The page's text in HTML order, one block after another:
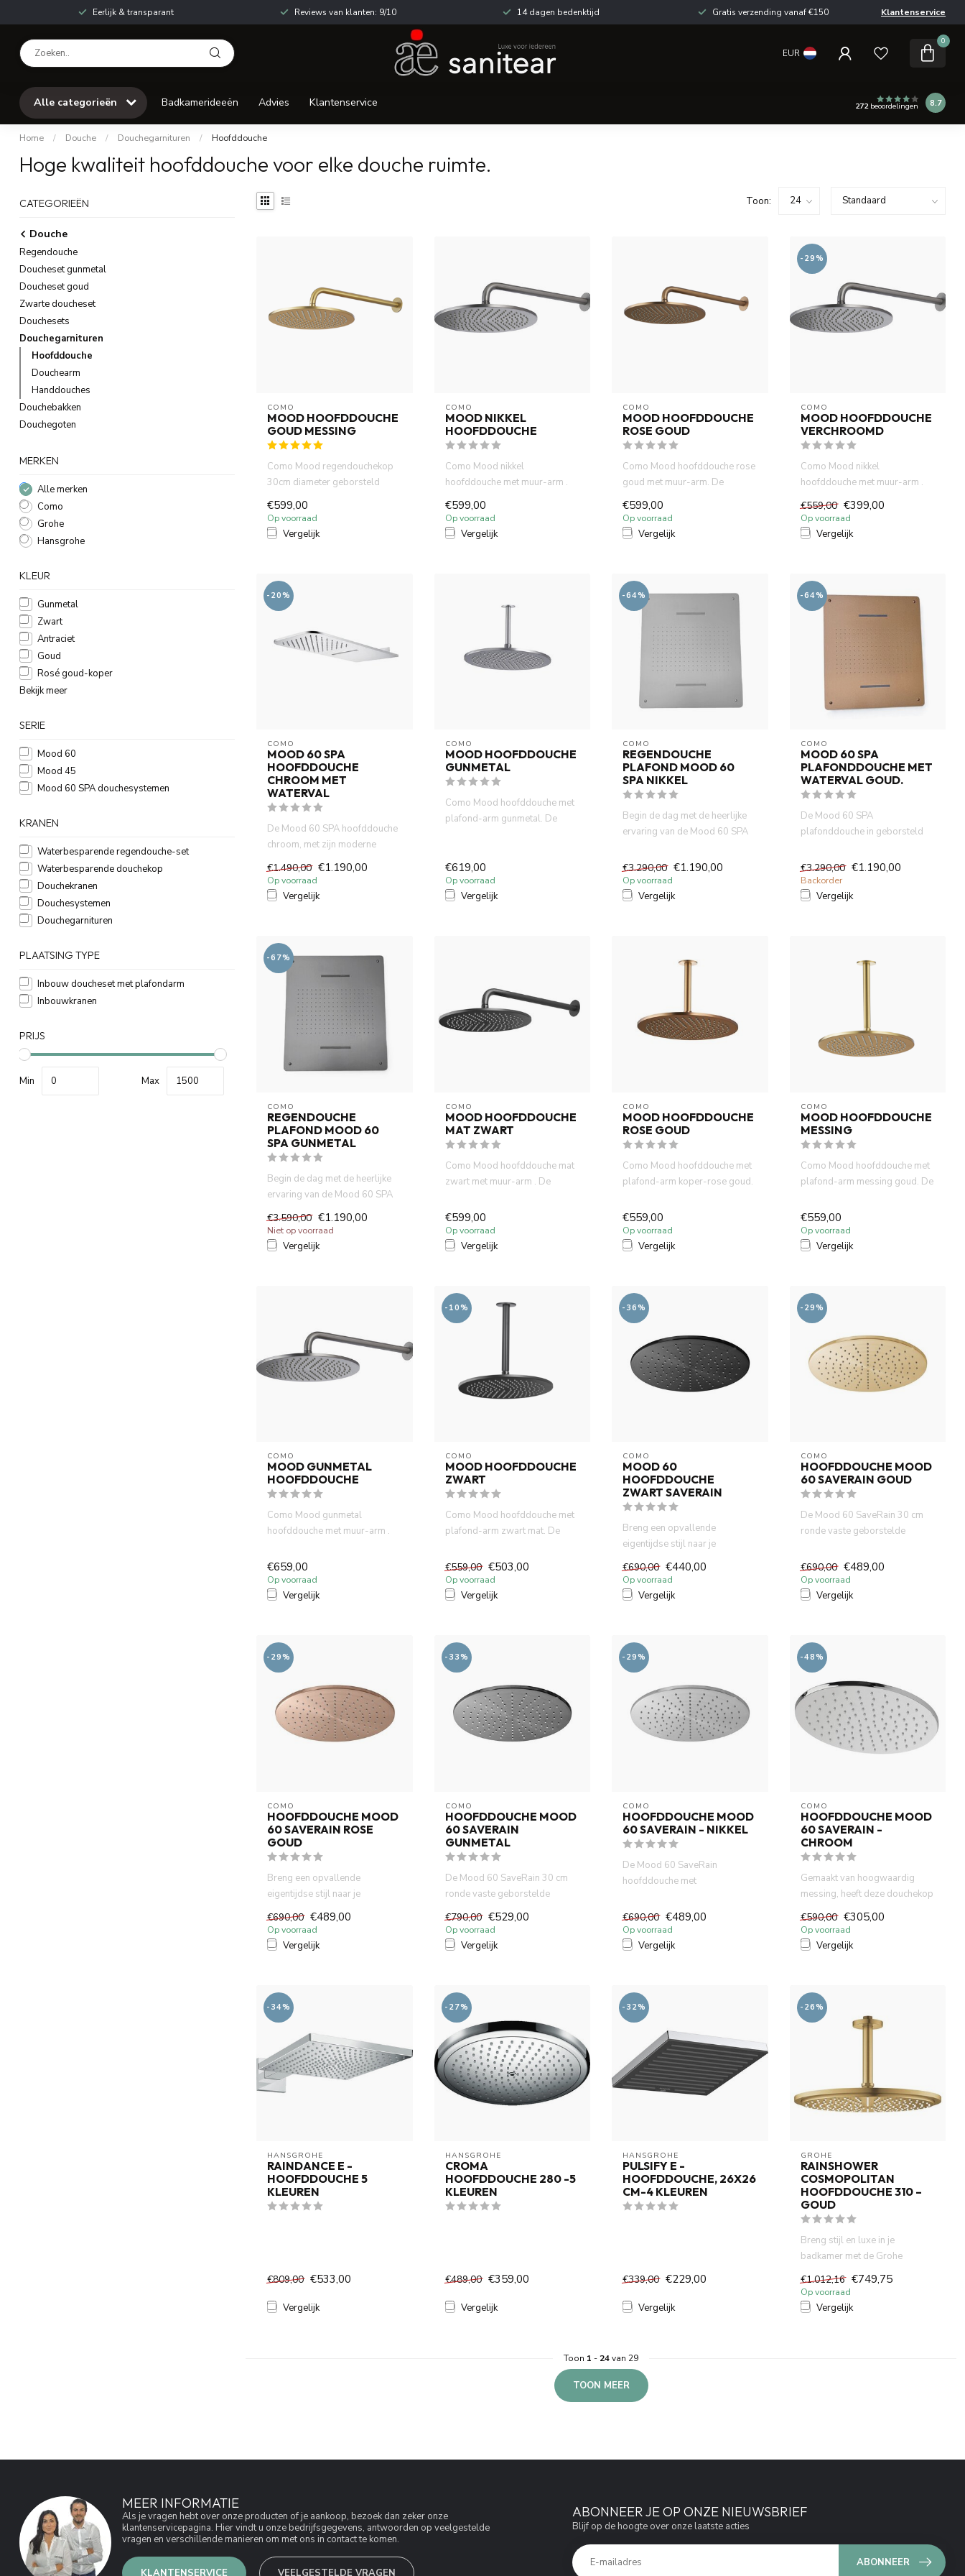
Eerlijk & transparant Reviews van klanten: 9/10 14 dagen bedenktijd Gratis verzending vanaf €150 Klantenservice
EUR
0
Alle categorieën Badkamerideeën Advies Klantenservice 272beoordelingen 8.7
Home / Douche / Douchegarnituren / Hoofddouche
Hoge kwaliteit hoofddouche voor elke douche ruimte.
CATEGORIEËN
Douche
Regendouche
Doucheset gunmetal
Doucheset goud
Zwarte doucheset
Douchesets
Douchegarnituren
Hoofddouche
Douchearm
Handdouches
Douchebakken
Douchegoten
MERKEN
Alle merken
Como
Grohe
Hansgrohe
KLEUR
Gunmetal
Zwart
Antraciet
Goud
Rosé goud-koper
Bekijk meer
SERIE
Mood 60
Mood 45
Mood 60 SPA douchesystemen
KRANEN
Waterbesparende regendouche-set
Waterbesparende douchekop
Douchekranen
Douchesystemen
Douchegarnituren
PLAATSING TYPE
Inbouw doucheset met plafondarm
Inbouwkranen
PRIJS
Min Max
Toon:
COMO
MOOD HOOFDDOUCHE
GOUD MESSING
Como Mood regendouchekop
30cm diameter geborsteld
hoofddou...
€599,00
Op voorraad
Vergelijk
COMO
MOOD NIKKEL
HOOFDDOUCHE
Como Mood nikkel
hoofddouche met muur-arm .
diameter v...
€599,00
Op voorraad
Vergelijk
COMO
MOOD HOOFDDOUCHE
ROSE GOUD
Como Mood hoofddouche rose
goud met muur-arm. De
diameter ...
€599,00
Op voorraad
Vergelijk
-29%
COMO
MOOD HOOFDDOUCHE
VERCHROOMD
Como Mood nikkel
hoofddouche met muur-arm .
diameter v...
€559,00 €399,00
Op voorraad
Vergelijk
-20%
COMO
MOOD 60 SPA
HOOFDDOUCHE
CHROOM MET
WATERVAL
De Mood 60 SPA hoofddouche
chroom, met zijn moderne
ontwerp en hoogwaardige
mes...
€1.490,00 €1.190,00
Op voorraad
Vergelijk
COMO
MOOD HOOFDDOUCHE
GUNMETAL
Como Mood hoofddouche met
plafond-arm gunmetal. De
€619,00
Op voorraad
Vergelijk
-64%
COMO
REGENDOUCHE
PLAFOND MOOD 60
SPA NIKKEL
Begin de dag met de heerlijke
ervaring van de Mood 60 SPA
€3.290,00 €1.190,00
Op voorraad
Vergelijk
-64%
COMO
MOOD 60 SPA
PLAFONDDOUCHE MET
WATERVAL GOUD.
De Mood 60 SPA
plafonddouche in geborsteld
combinee...
€3.290,00 €1.190,00
Backorder
Vergelijk
-67%
COMO
REGENDOUCHE
PLAFOND MOOD 60
SPA GUNMETAL
Begin de dag met de heerlijke
ervaring van de Mood 60 SPA
€3.590,00 €1.190,00
Niet op voorraad
Vergelijk
COMO
MOOD HOOFDDOUCHE
MAT ZWART
Como Mood hoofddouche mat
zwart met muur-arm . De
diamete...
€599,00
Op voorraad
Vergelijk
COMO
MOOD HOOFDDOUCHE
ROSE GOUD
Como Mood hoofddouche met
plafond-arm koper-rose goud.
€559,00
Op voorraad
Vergelijk
COMO
MOOD HOOFDDOUCHE
MESSING
Como Mood hoofddouche met
plafond-arm messing goud. De
€559,00
Op voorraad
Vergelijk
COMO
MOOD GUNMETAL
HOOFDDOUCHE
Como Mood gunmetal
hoofddouche met muur-arm .
diameter ...
€659,00
Op voorraad
Vergelijk
-10%
COMO
MOOD HOOFDDOUCHE
ZWART
Como Mood hoofddouche met
plafond-arm zwart mat. De
€559,00 €503,00
Op voorraad
Vergelijk
-36%
COMO
MOOD 60
HOOFDDOUCHE
ZWART SAVERAIN
Breng een opvallende
eigentijdse stijl naar je
badkamer met de Mood 60
SaveRain ...
€690,00 €440,00
Op voorraad
Vergelijk
-29%
COMO
HOOFDDOUCHE MOOD
60 SAVERAIN GOUD
De Mood 60 SaveRain 30 cm
ronde vaste geborstelde
chi...
€690,00 €489,00
Op voorraad
Vergelijk
-29%
COMO
HOOFDDOUCHE MOOD
60 SAVERAIN ROSE
GOUD
Breng een opvallende
eigentijdse stijl naar je
SaveRain ...
€690,00 €489,00
Op voorraad
Vergelijk
-33%
COMO
HOOFDDOUCHE MOOD
60 SAVERAIN
GUNMETAL
De Mood 60 SaveRain 30 cm
ronde vaste geborstelde
ch...
€790,00 €529,00
Op voorraad
Vergelijk
-29%
COMO
HOOFDDOUCHE MOOD
60 SAVERAIN - NIKKEL
De Mood 60 SaveRain
hoofddouche met
Watermark, Wells Iso ge...
€690,00 €489,00
Op voorraad
Vergelijk
-48%
COMO
HOOFDDOUCHE MOOD
60 SAVERAIN -
CHROOM
Gemaakt van hoogwaardig
messing, heeft deze douchekop
€590,00 €305,00
Op voorraad
Vergelijk
-34%
HANSGROHE
RAINDANCE E -
HOOFDDOUCHE 5
KLEUREN
€809,00 €533,00
Vergelijk
-27%
HANSGROHE
CROMA
HOOFDDOUCHE 280 -5
KLEUREN
€489,00 €359,00
Vergelijk
-32%
HANSGROHE
PULSIFY E -
HOOFDDOUCHE, 26X26
CM-4 KLEUREN
€339,00 €229,00
Vergelijk
-26%
GROHE
RAINSHOWER
COSMOPOLITAN
HOOFDDOUCHE 310 –
GOUD
Breng stijl en luxe in je
badkamer met de Grohe
Rainshower Cosmopolitan 310
hoof...
€1.012,16 €749,75
Op voorraad
Vergelijk
Toon 1 - 24van 29
TOON MEER
MEER INFORMATIE
Als je vragen hebt over onze producten of je aankoop, bezoek dan zeker onze
klantenservicepagina. Hier vindt u onze bedrijfsgegevens, antwoorden op veelgestelde
vragen en verschillende manieren om met ons in contact te komen.
KLANTENSERVICE VEELGESTELDE VRAGEN
ABONNEER JE OP ONZE NIEUWSBRIEF
Blijf op de hoogte over onze laatste acties
ABONNEER